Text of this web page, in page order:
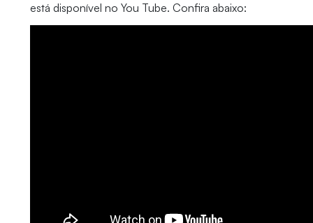
está disponível no You Tube. Confira abaixo: